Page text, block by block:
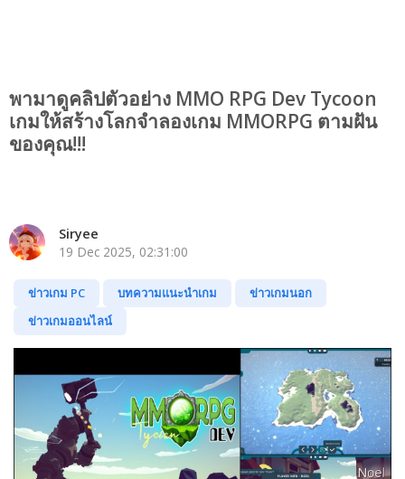
พามาดูคลิปตัวอย่าง MMO RPG Dev Tycoon
เกมให้สร้างโลกจำลองเกม MMORPG ตามฝัน
ของคุณ!!!
Siryee
19 Dec 2025, 02:31:00
ข่าวเกม PC บทความแนะนำเกม
ข่าวเกมนอก
ข่าวเกมออนไลน์